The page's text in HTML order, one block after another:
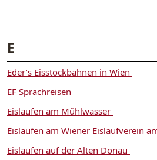
E
Eder’s Eisstockbahnen in Wien
EF Sprachreisen
Eislaufen am Mühlwasser
Eislaufen am Wiener Eislaufverein
Eislaufen auf der Alten Donau